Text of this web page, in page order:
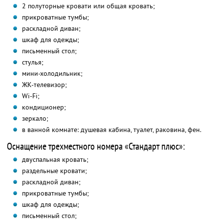
2 полуторные кровати или общая кровать;
прикроватные тумбы;
раскладной диван;
шкаф для одежды;
письменный стол;
стулья;
мини-холодильник;
ЖК-телевизор;
Wi-Fi;
кондиционер;
зеркало;
в ванной комнате: душевая кабина, туалет, раковина, фен.
Оснащение трехместного номера «Стандарт плюс»:
двуспальная кровать;
раздельные кровати;
раскладной диван;
прикроватные тумбы;
шкаф для одежды;
письменный стол;